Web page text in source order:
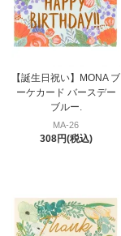
【誕生日祝い】MONA ブ
ーケカード バースデー
ブルー.
MA-26
308円(税込)